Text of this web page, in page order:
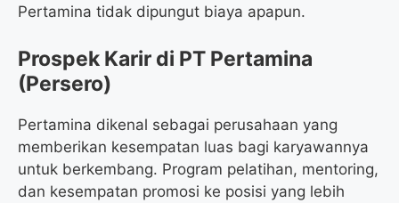
Pertamina tidak dipungut biaya apapun.
Prospek Karir di PT Pertamina
(Persero)
Pertamina dikenal sebagai perusahaan yang
memberikan kesempatan luas bagi karyawannya
untuk berkembang. Program pelatihan, mentoring,
dan kesempatan promosi ke posisi yang lebih